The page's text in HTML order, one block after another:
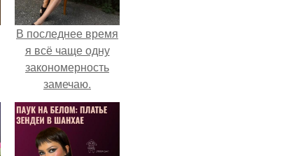
В последнее время
я всё чаще одну
закономерность
замечаю.